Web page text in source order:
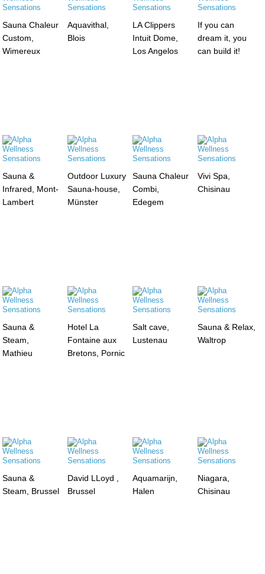
Sauna Chaleur
Custom,
Wimereux
Aquavithal,
Blois
LA Clippers
Intuit Dome,
Los Angelos
If you can
dream it, you
can build it!
Sauna &
Infrared, Mont-
Lambert
Outdoor Luxury
Sauna-house,
Münster
Sauna Chaleur
Combi,
Edegem
Vivi Spa,
Chisinau
Sauna &
Steam,
Mathieu
Hotel La
Fontaine aux
Bretons, Pornic
Salt cave,
Lustenau
Sauna & Relax,
Waltrop
Sauna &
Steam, Brussel
David LLoyd ,
Brussel
Aquamarijn,
Halen
Niagara,
Chisinau